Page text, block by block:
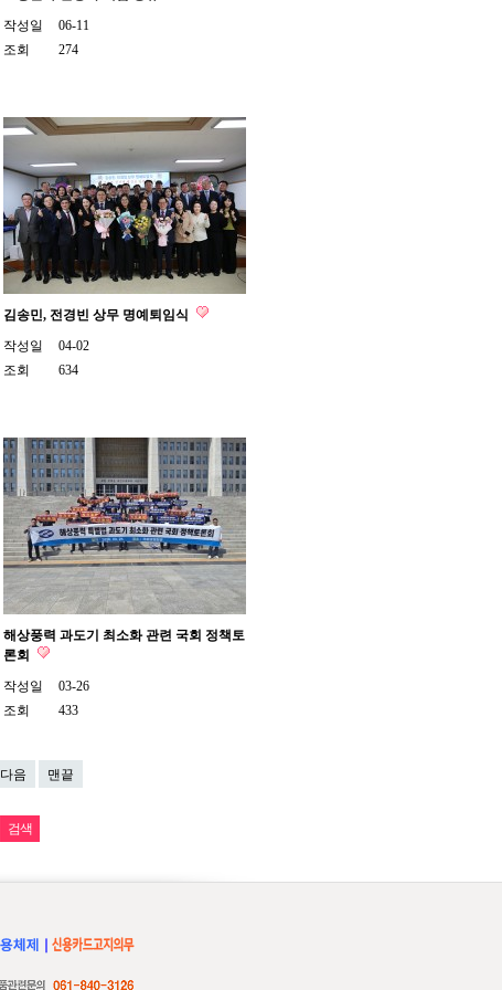
작성일
06-11
조회
274
김송민, 전경빈 상무 명예퇴임식
작성일
04-02
조회
634
해상풍력 과도기 최소화 관련 국회 정책토
론회
작성일
03-26
조회
433
다음 맨끝